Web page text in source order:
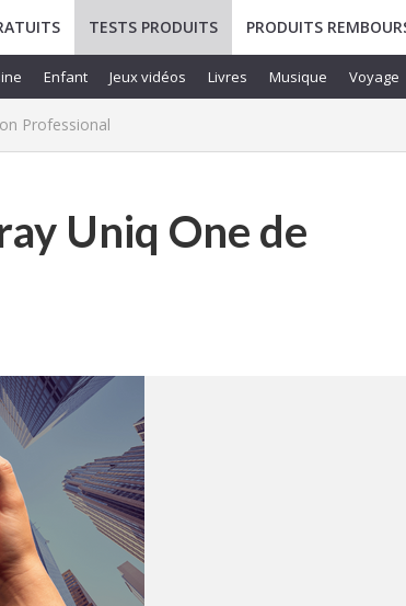
TESTS PRODUITS PRODUITS
Enfant Jeux vidéos Livres Musique Voyage
Professional
Uniq One de